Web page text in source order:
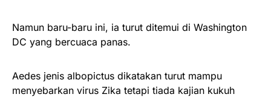
Namun baru-baru ini, ia turut ditemui di Washington
DC yang bercuaca panas.
Aedes jenis albopictus dikatakan turut mampu
menyebarkan virus Zika tetapi tiada kajian kukuh